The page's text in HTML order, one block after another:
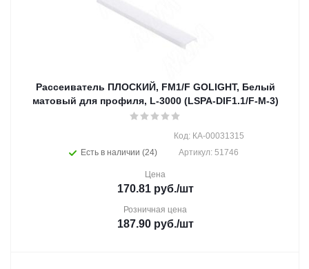
Рассеиватель ПЛОСКИЙ, FM1/F GOLIGHT, Белый
матовый для профиля, L-3000 (LSPA-DIF1.1/F-M-3)
Есть в наличии (24)
Код: КА-00031315
Артикул: 51746
Цена
170.81руб./шт
Розничная цена
187.90руб./шт